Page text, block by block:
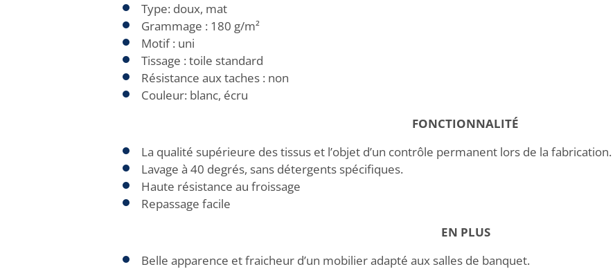
Type: doux, mat
Grammage : 180 g/m²
Motif : uni
Tissage : toile standard
Résistance aux taches : non
Couleur: blanc, écru
FONCTIONNALITÉ
La qualité supérieure des tissus et l’objet d’un contrôle permanent lors de la fabrication.
Lavage à 40 degrés, sans détergents spécifiques.
Haute résistance au froissage
Repassage facile
EN PLUS
Belle apparence et fraicheur d’un mobilier adapté aux salles de banquet.